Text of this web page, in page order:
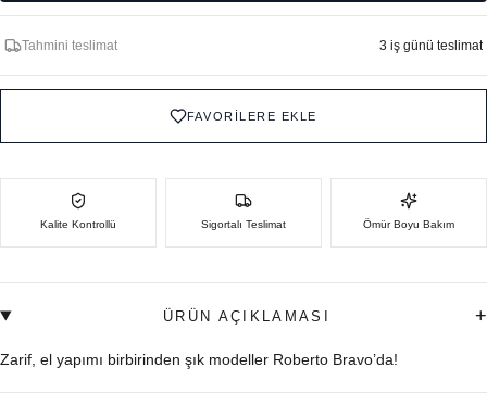
Tahmini teslimat 3 iş günü teslimat
FAVORİLERE EKLE
Kalite Kontrollü Sigortalı Teslimat Ömür Boyu Bakım
ÜRÜN AÇIKLAMASI +
Zarif, el yapımı birbirinden şık modeller Roberto Bravo’da!